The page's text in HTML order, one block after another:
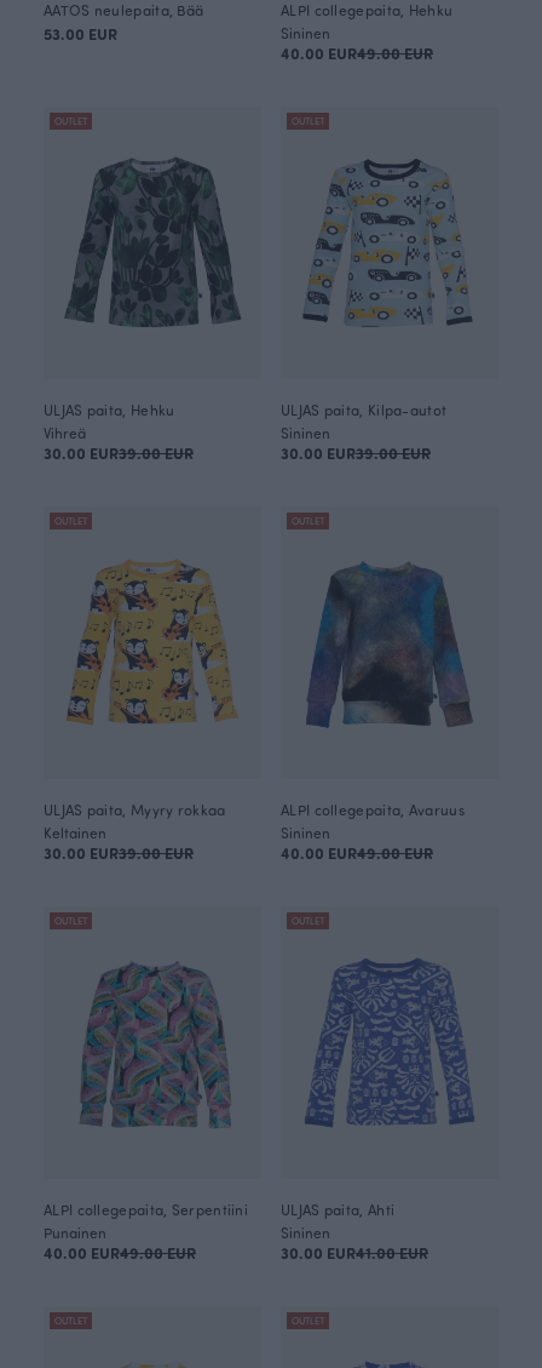
AATOS neulepaita, Bää
53.00 EUR
ALPI collegepaita, Hehku
Sininen
40.00 EUR49.00 EUR
OUTLET
ULJAS paita, Hehku
Vihreä
30.00 EUR39.00 EUR
OUTLET
ULJAS paita, Kilpa-autot
Sininen
30.00 EUR39.00 EUR
OUTLET
ULJAS paita, Myyry rokkaa
Keltainen
30.00 EUR39.00 EUR
OUTLET
ALPI collegepaita, Avaruus
Sininen
40.00 EUR49.00 EUR
OUTLET
ALPI collegepaita, Serpentiini
Punainen
40.00 EUR49.00 EUR
OUTLET
ULJAS paita, Ahti
Sininen
30.00 EUR41.00 EUR
OUTLET OUTLET